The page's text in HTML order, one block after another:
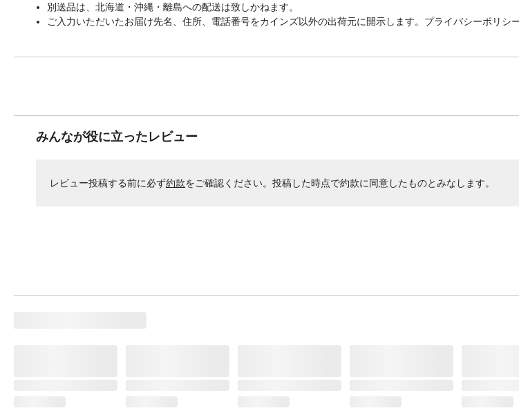
別送品は、北海道・沖縄・離島への配送は致しかねます。
ご入力いただいたお届け先名、住所、電話番号をカインズ以外の出荷元に開示します。プライバシーポリシ
みんなが役に立ったレビュー
レビュー投稿する前に必ず約款をご確認ください。投稿した時点で約款に同意したものとみなします。